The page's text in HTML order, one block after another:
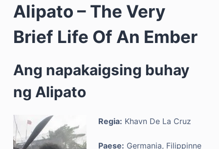
Alipato – The Very
Brief Life Of An Ember
Ang napakaigsing buhay
ng Alipato
Regia: Khavn De La Cruz
Paese: Germania, Filippinne